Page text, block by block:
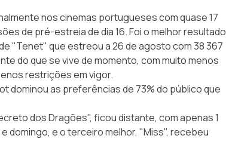
nos cinemas portugueses com quase 17
de pré-estreia de dia 16. Foi o melhor resultado
"Tenet" que estreou a 26 de agosto com 38 367
do que se vive de momento, com muito menos
restrições em vigor.
dominou as preferências de 73% do público que
dos Dragões", ficou distante, com apenas 1
domingo, e o terceiro melhor, "Miss", recebeu